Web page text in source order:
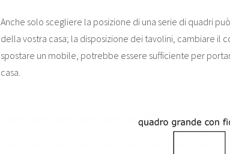
Anche solo scegliere la posizione di una serie di quadri
della vostra casa; la disposizione dei tavolini, cambiare il
spostare un mobile, potrebbe essere sufficiente per
casa.